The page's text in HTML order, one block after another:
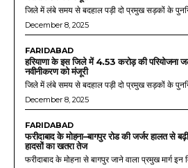
जिले में लंबे समय से बदहाल पड़ी दो प्रमुख सड़कों के
December 8, 2025
FARIDABAD
हरियाणा के इस जिले में 4.53 करोड़ की परियोजना
नवीनीकरण को मंजूरी
जिले में लंबे समय से बदहाल पड़ी दो प्रमुख सड़कों के
December 8, 2025
FARIDABAD
फरीदाबाद के मोहना–बागपुर रोड की जर्जर हालत से
हादसों का खतरा तेज
फरीदाबाद के मोहना से बागपुर जाने वाला प्रमुख मार्ग इन